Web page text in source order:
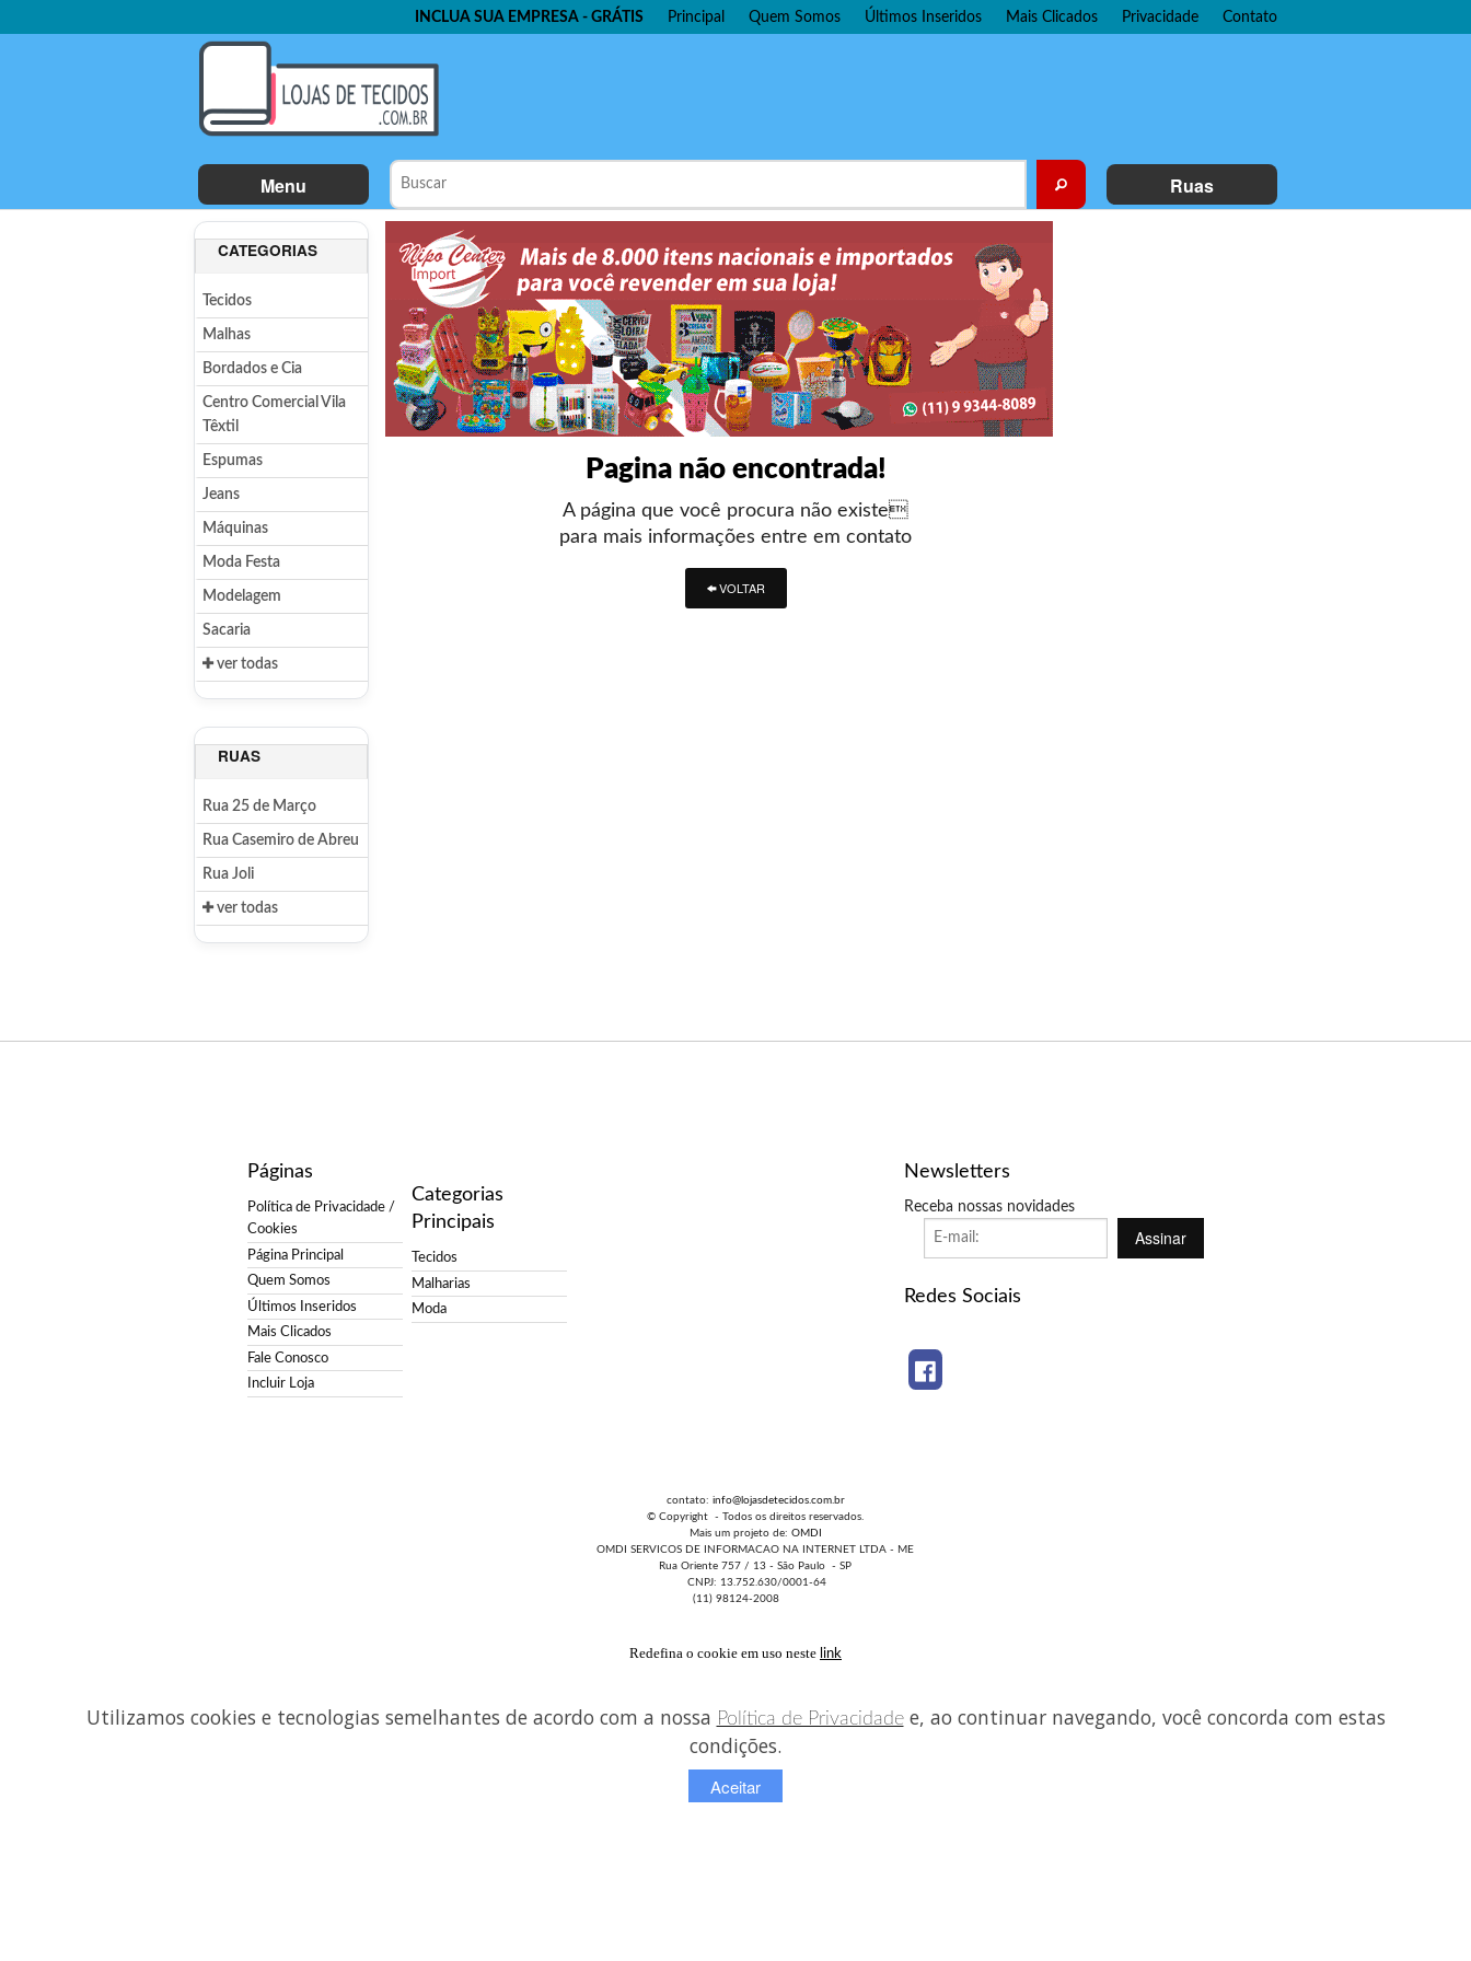
INCLUA SUA EMPRESA - GRÁTIS Principal Quem Somos Últimos Inseridos Mais Clicados Privacidade Contato
Menu Ruas
CATEGORIAS
Tecidos
Malhas
Bordados e Cia
Centro Comercial Vila
Têxtil
Espumas
Jeans
Máquinas
Moda Festa
Modelagem
Sacaria
ver todas
RUAS
Rua 25 de Março
Rua Casemiro de Abreu
Rua Joli
ver todas
Pagina não encontrada!
A página que você procura não existe
para mais informações entre em contato
VOLTAR
Páginas
Política de Privacidade /
Cookies
Página Principal
Quem Somos
Últimos Inseridos
Mais Clicados
Fale Conosco
Incluir Loja
Categorias
Principais
Tecidos
Malharias
Moda
Newsletters
Receba nossas novidades
Assinar
Redes Sociais
contato: info@lojasdetecidos.com.br
© Copyright - Todos os direitos reservados.
Mais um projeto de: OMDI
OMDI SERVICOS DE INFORMACAO NA INTERNET LTDA - ME
Rua Oriente 757 / 13 - São Paulo - SP
CNPJ: 13.752.630/0001-64
(11) 98124-2008
Redefina o cookie em uso neste link
Utilizamos cookies e tecnologias semelhantes de acordo com a nossa Política de Privacidadee, ao continuar navegando, você concorda com estas
condições.
Aceitar